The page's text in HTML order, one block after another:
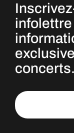
concerts.